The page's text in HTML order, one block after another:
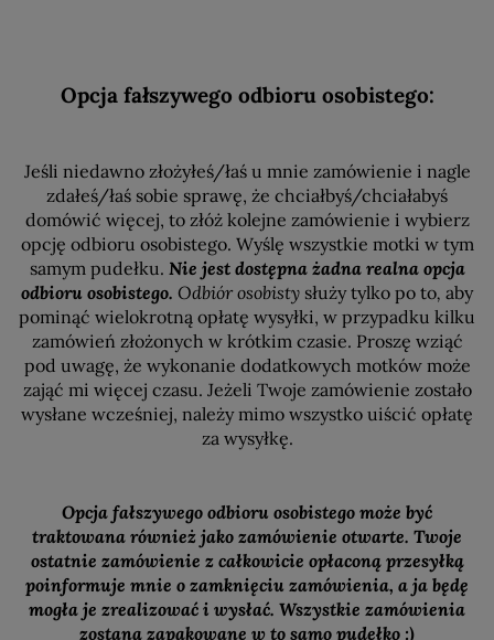
Opcja fałszywego odbioru osobistego:
Jeśli niedawno złożyłeś/łaś u mnie zamówienie i nagle
zdałeś/łaś sobie sprawę, że chciałbyś/chciałabyś
domówić więcej, to złóż kolejne zamówienie i wybierz
opcję odbioru osobistego. Wyślę wszystkie motki w tym
samym pudełku. Nie jest dostępna żadna realna opcja
odbioru osobistego. Odbiór osobisty służy tylko po to, aby
pominąć wielokrotną opłatę wysyłki, w przypadku kilku
zamówień złożonych w krótkim czasie. Proszę wziąć
pod uwagę, że wykonanie dodatkowych motków może
zająć mi więcej czasu. Jeżeli Twoje zamówienie zostało
wysłane wcześniej, należy mimo wszystko uiścić opłatę
za wysyłkę.
Opcja fałszywego odbioru osobistego może być
traktowana również jako zamówienie otwarte. Twoje
ostatnie zamówienie z całkowicie opłaconą przesyłką
poinformuje mnie o zamknięciu zamówienia, a ja będę
mogła je zrealizować i wysłać. Wszystkie zamówienia
zostaną zapakowane w to samo pudełko :)